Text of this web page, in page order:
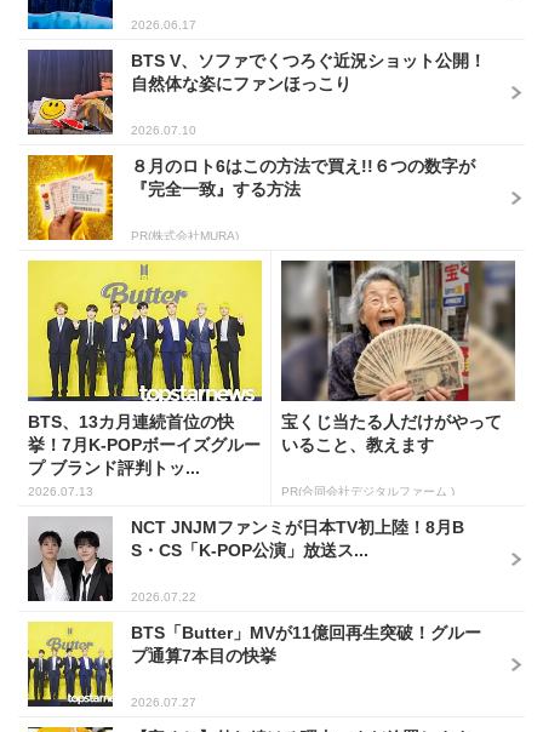
2026.06.17
BTS V、ソファでくつろぐ近況ショット公開！
自然体な姿にファンほっこり
2026.07.10
８月のロト6はこの方法で買え!!６つの数字が
『完全一致』する方法
PR(株式会社MURA)
BTS、13カ月連続首位の快
挙！7月K-POPボーイズグルー
プ ブランド評判トッ...
2026.07.13
宝くじ当たる人だけがやって
いること、教えます
PR(合同会社デジタルファーム )
NCT JNJMファンミが日本TV初上陸！8月B
S・CS「K-POP公演」放送ス...
2026.07.22
BTS「Butter」MVが11億回再生突破！グルー
プ通算7本目の快挙
2026.07.27